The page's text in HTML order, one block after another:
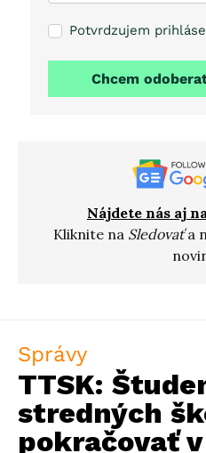
Potvrdzujem
Chcem
Nájdete nás aj
Kliknite na Sledovaťa
Správy
TTSK:
stredných
pokračovať